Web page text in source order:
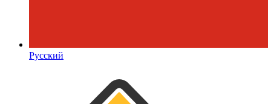
Русский